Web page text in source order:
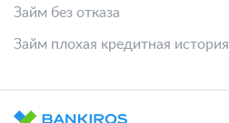
Займ без отказа
Займ плохая кредитная история